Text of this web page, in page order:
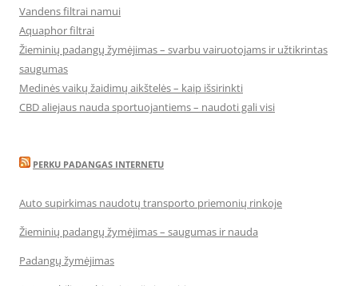
Vandens filtrai namui
Aquaphor filtrai
Žieminių padangų žymėjimas – svarbu vairuotojams ir užtikrintas
saugumas
Medinės vaikų žaidimų aikštelės – kaip išsirinkti
CBD aliejaus nauda sportuojantiems – naudoti gali visi
PERKU PADANGAS INTERNETU
Auto supirkimas naudotų transporto priemonių rinkoje
Žieminių padangų žymėjimas – saugumas ir nauda
Padangų žymėjimas